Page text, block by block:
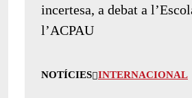
incertesa, a debat a
l’ACPAU
NOTÍCIES INTERNACIONAL